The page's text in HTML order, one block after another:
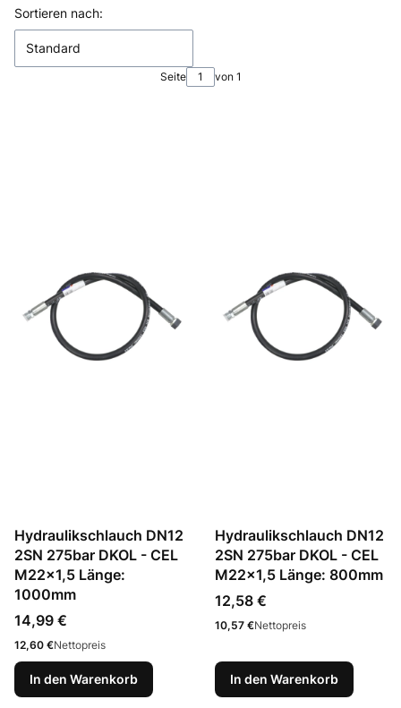
Produktliste
Sortieren nach:
Standard
Seite von 1
Hydraulikschlauch DN12
2SN 275bar DKOL - CEL
M22x1,5 Länge:
1000mm
Preis
14,99 €
Preis
12,60 €Nettopreis
In den Warenkorb
Hydraulikschlauch DN12
2SN 275bar DKOL - CEL
M22x1,5 Länge: 800mm
Preis
12,58 €
Preis
10,57 €Nettopreis
In den Warenkorb